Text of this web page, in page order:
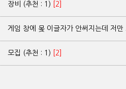
장비 (추천 : 1) [2]
게임 창에 몾 이글자가 안써지는데 저
모집 (추천 : 1) [2]